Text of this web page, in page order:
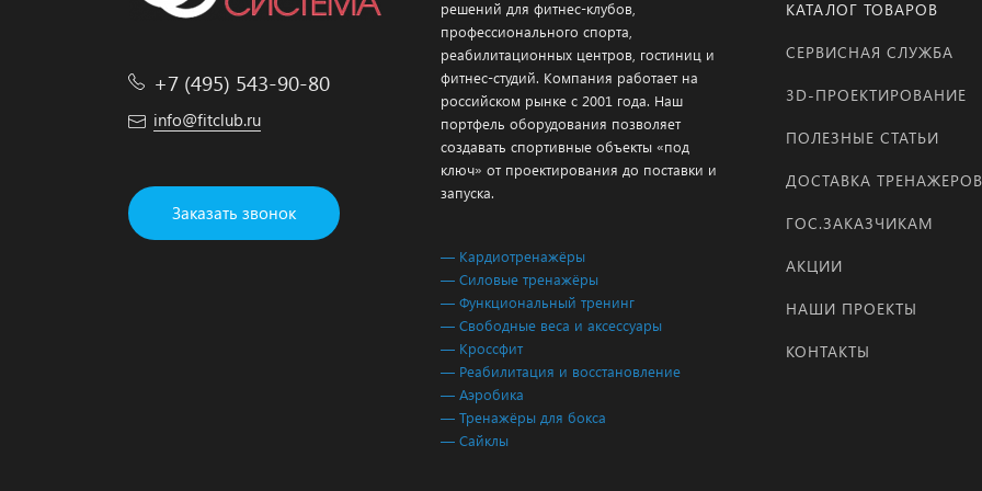
+7 (495) 543-90-80
info@fitclub.ru
Заказать звонок
решений для фитнес-клубов,
профессионального спорта,
реабилитационных центров, гостиниц и
фитнес-студий. Компания работает на
российском рынке с 2001 года. Наш
портфель оборудования позволяет
создавать спортивные объекты «под
ключ» от проектирования до поставки и
запуска.
— Кардиотренажёры
— Силовые тренажёры
— Функциональный тренинг
— Свободные веса и аксессуары
— Кроссфит
— Реабилитация и восстановление
— Аэробика
— Тренажёры для бокса
— Сайклы
КАТАЛОГ ТОВАРОВ
СЕРВИСНАЯ СЛУЖБА
3D-ПРОЕКТИРОВАНИЕ
ПОЛЕЗНЫЕ СТАТЬИ
ДОСТАВКА ТРЕНАЖЕРОВ
ГОС.ЗАКАЗЧИКАМ
АКЦИИ
НАШИ ПРОЕКТЫ
КОНТАКТЫ